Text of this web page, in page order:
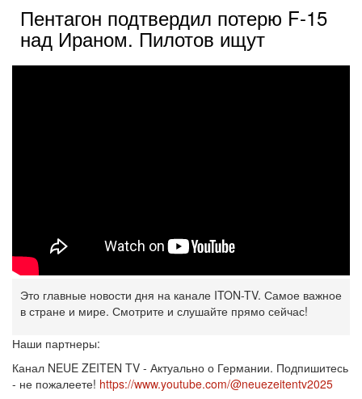
Пентагон подтвердил потерю F-15
над Ираном. Пилотов ищут
Это главные новости дня на канале ITON-TV. Самое важное
в стране и мире. Смотрите и слушайте прямо сейчас!
Наши партнеры:
Канал NEUE ZEITEN TV - Актуально о Германии. Подпишитесь
- не пожалеете! https://www.youtube.com/@neuezeitentv2025